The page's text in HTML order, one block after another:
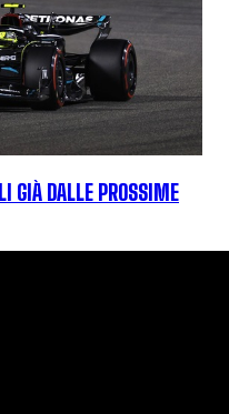
GIÀ DALLE PROSSIME